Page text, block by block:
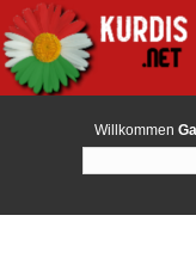
Willkommen